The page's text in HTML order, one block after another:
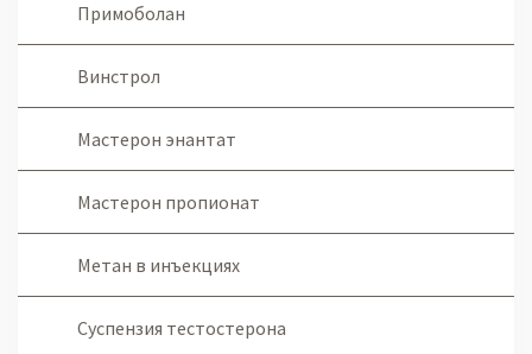
Примоболан
Винстрол
Мастерон энантат
Мастерон пропионат
Метан в инъекциях
Суспензия тестостерона